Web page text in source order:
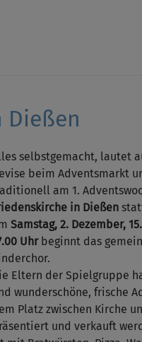
selbstgemacht, lautet
beim Adventsmarkt
am 1.
in Dießen
Samstag, 2. Dezember,
Uhrbeginnt das
Eltern der Spielgruppe
wunderschöne, frische
Platz zwischen Kirche
und verkauft